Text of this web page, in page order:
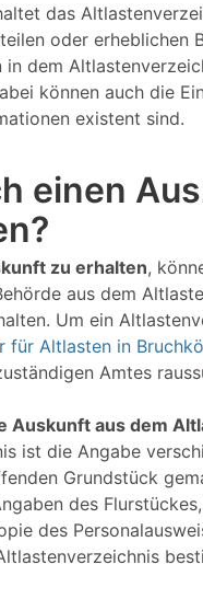
das
oder
dem
können auch die
existent sind.
einen
zu erhalten,
aus dem
Um ein
für Altlasten in
Amtes
Auskunft aus dem
ist die Angabe
Grundstück
des
des